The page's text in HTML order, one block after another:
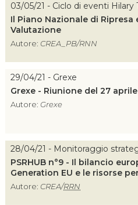
03/05/21 - Ciclo di eventi Hilary
Il Piano Nazionale di Ripresa
Valutazione
Autore: CREA_PB/RNN
29/04/21 - Grexe
Grexe - Riunione del 27 aprile
Autore: Grexe
28/04/21 - Monitoraggio
PSRHUB n°9 - Il bilancio
Generation EU e le risorse
Autore: CREA/RRN